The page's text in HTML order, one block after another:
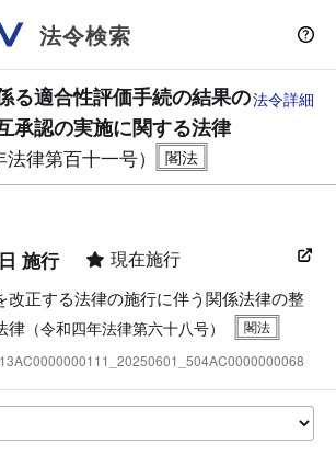
法令検索
る適合性評価手続の結果の
承認の実施に関する法律
法律第百十一号）
法令詳細
施行 現在施行
改正する法律の施行に伴う関係法律の整
律 （令和四年法律第六十八号）